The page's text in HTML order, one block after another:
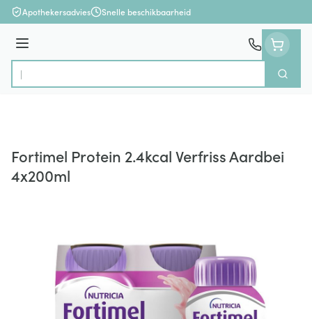
Ga naar de inhoud
Apothekersadvies Snelle beschikbaarheid
Menu
Product, merk, categorie...
Zoek
Fortimel Protein 2.4kcal Verfriss Aardbei
4x200ml